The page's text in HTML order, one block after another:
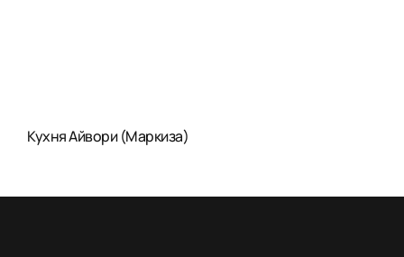
Кухня Айвори (Маркиза)